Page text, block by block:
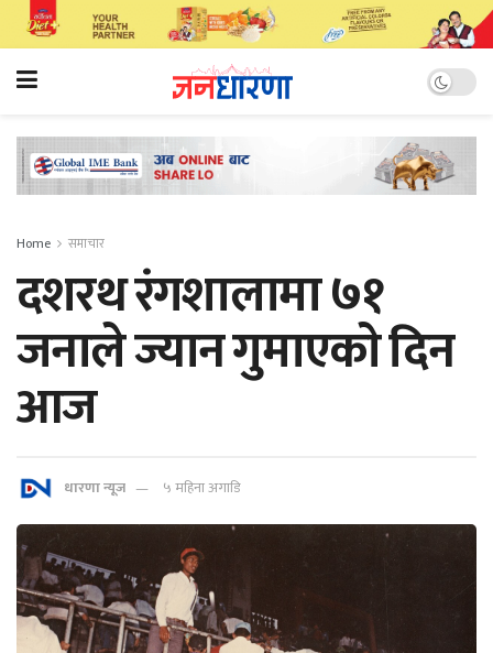
Home समाचार
दशरथ रंगशालामा ७१
जनाले ज्यान गुमाएकाे दिन
आज
धारणा न्यूज ५ महिना अगाडि